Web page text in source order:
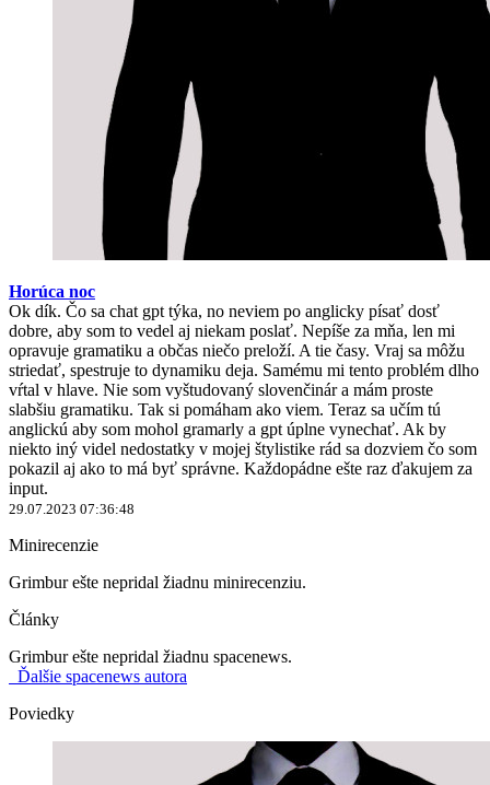
Horúca noc
Ok dík. Čo sa chat gpt týka, no neviem po anglicky písať dosť
dobre, aby som to vedel aj niekam poslať. Nepíše za mňa, len mi
opravuje gramatiku a občas niečo preloží. A tie časy. Vraj sa môžu
striedať, spestruje to dynamiku deja. Samému mi tento problém dlho
vŕtal v hlave. Nie som vyštudovaný slovenčinár a mám proste
slabšiu gramatiku. Tak si pomáham ako viem. Teraz sa učím tú
anglickú aby som mohol gramarly a gpt úplne vynechať. Ak by
niekto iný videl nedostatky v mojej štylistike rád sa dozviem čo som
pokazil aj ako to má byť správne. Každopádne ešte raz ďakujem za
input.
29.07.2023 07:36:48
Minirecenzie
Grimbur ešte nepridal žiadnu minirecenziu.
Články
Grimbur ešte nepridal žiadnu spacenews.
Ďalšie spacenews autora
Poviedky